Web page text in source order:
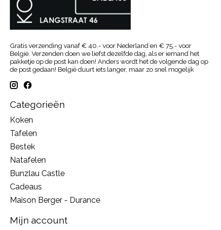
Gratis verzending vanaf € 40.- voor Nederland en € 75.- voor
België. Verzenden doen we liefst dezelfde dag, als er iemand het
pakketje op de post kan doen! Anders wordt het de volgende dag op
de post gedaan! België duurt iets langer, maar zo snel mogelijk
Categorieën
Koken
Tafelen
Bestek
Natafelen
Bunzlau Castle
Cadeaus
Maison Berger - Durance
Mijn account